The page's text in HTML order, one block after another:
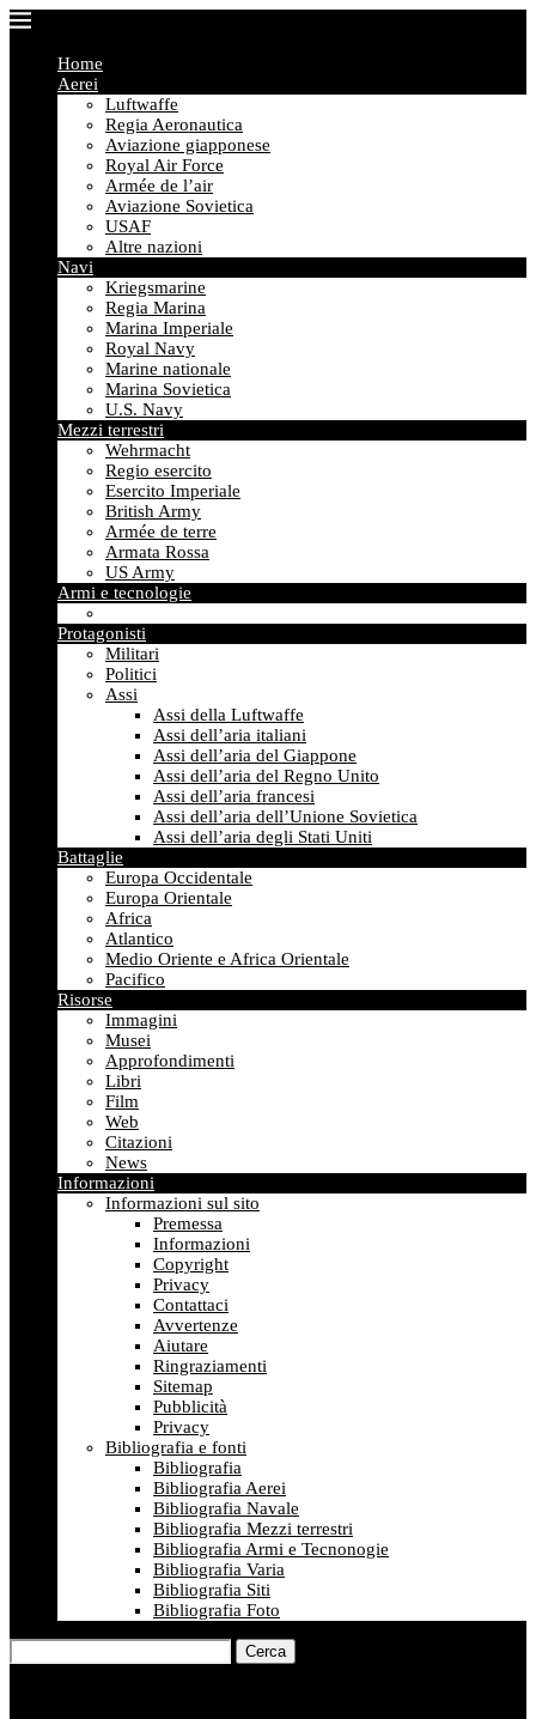
Home
Aerei
Luftwaffe
Regia Aeronautica
Aviazione giapponese
Royal Air Force
Armée de l’air
Aviazione Sovietica
USAF
Altre nazioni
Navi
Kriegsmarine
Regia Marina
Marina Imperiale
Royal Navy
Marine nationale
Marina Sovietica
U.S. Navy
Mezzi terrestri
Wehrmacht
Regio esercito
Esercito Imperiale
British Army
Armée de terre
Armata Rossa
US Army
Armi e tecnologie
Protagonisti
Militari
Politici
Assi
Assi della Luftwaffe
Assi dell’aria italiani
Assi dell’aria del Giappone
Assi dell’aria del Regno Unito
Assi dell’aria francesi
Assi dell’aria dell’Unione Sovietica
Assi dell’aria degli Stati Uniti
Battaglie
Europa Occidentale
Europa Orientale
Africa
Atlantico
Medio Oriente e Africa Orientale
Pacifico
Risorse
Immagini
Musei
Approfondimenti
Libri
Film
Web
Citazioni
News
Informazioni
Informazioni sul sito
Premessa
Informazioni
Copyright
Privacy
Contattaci
Avvertenze
Aiutare
Ringraziamenti
Sitemap
Pubblicità
Privacy
Bibliografia e fonti
Bibliografia
Bibliografia Aerei
Bibliografia Navale
Bibliografia Mezzi terrestri
Bibliografia Armi e Tecnonogie
Bibliografia Varia
Bibliografia Siti
Bibliografia Foto
Cerca